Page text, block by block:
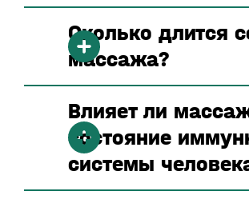
Сколько длится
массажа?
Влияет ли
состояние
системы